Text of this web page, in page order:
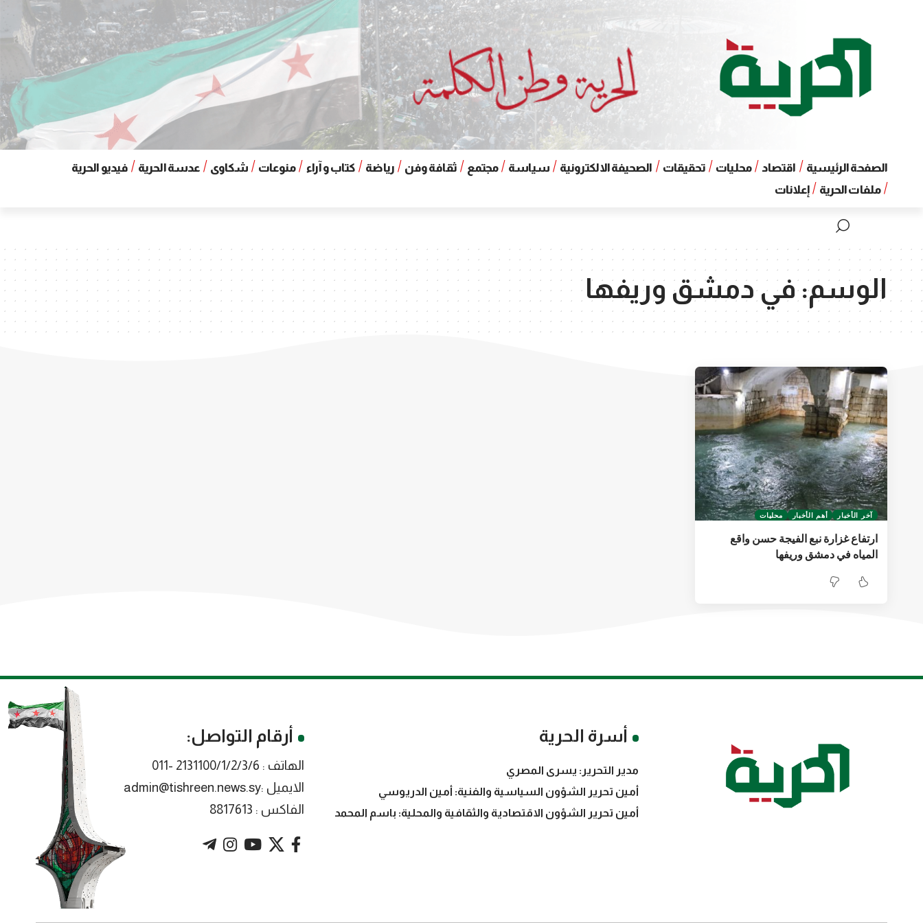
الصفحة الرئيسية اقتصاد محليات تحقيقات الصحيفة الالكترونية سياسة مجتمع ثقافة وفن رياضة كتاب و آراء منوعات شكاوى عدسة الحرية
فيديو الحرية
ملفات الحرية
إعلانات
الوسم:في دمشق وريفها
آخر الأخبار أهم الأخبار محليات
ارتفاع غزارة نبع الفيجة حسن واقع
المياه في دمشق وريفها
أسرة الحرية
مدير التحرير: يسرى المصري
أمين تحرير الشؤون السياسية والفنية: أمين الدريوسي
أمين تحرير الشؤون الاقتصادية والثقافية والمحلية: باسم المحمد
أرقام التواصل:
الهاتف : 2131100/1/2/3/6 -011
الايميل :admin@tishreen.news.sy
الفاكس : 8817613